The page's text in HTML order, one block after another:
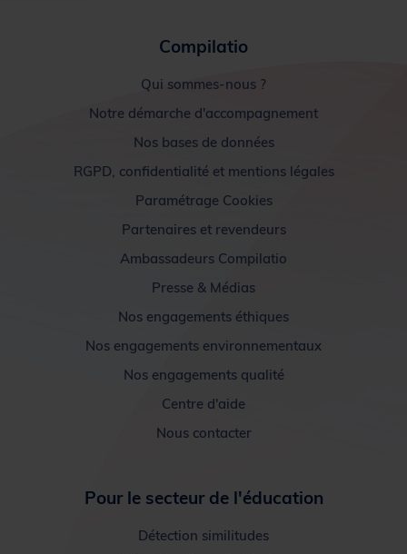
Compilatio
Qui sommes-nous ?
Notre démarche d'accompagnement
Nos bases de données
RGPD, confidentialité et mentions légales
Paramétrage Cookies
Partenaires et revendeurs
Ambassadeurs Compilatio
Presse & Médias
Nos engagements éthiques
Nos engagements environnementaux
Nos engagements qualité
Centre d'aide
Nous contacter
Pour le secteur de l'éducation
Détection similitudes